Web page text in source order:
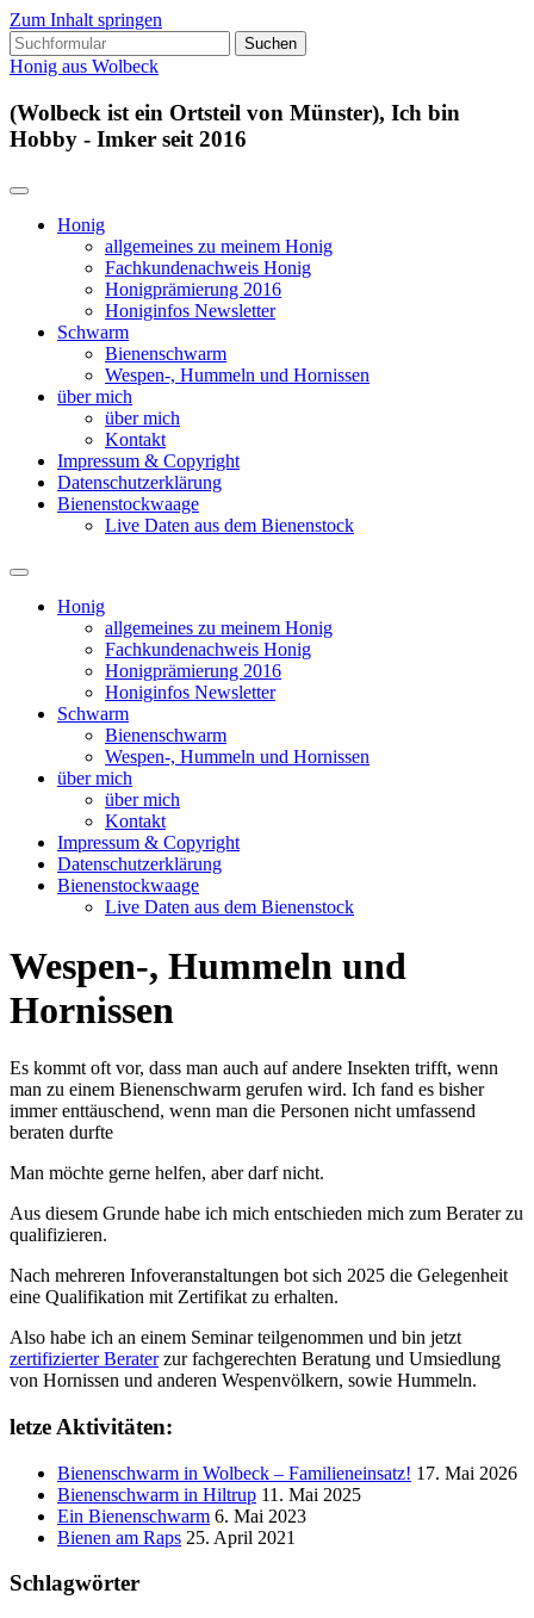
Zum Inhalt springen
Suchen
nach:
Honig aus Wolbeck
(Wolbeck ist ein Ortsteil von Münster), Ich bin
Hobby - Imker seit 2016
Honig
allgemeines zu meinem Honig
Fachkundenachweis Honig
Honigprämierung 2016
Honiginfos Newsletter
Schwarm
Bienenschwarm
Wespen-, Hummeln und Hornissen
über mich
über mich
Kontakt
Impressum & Copyright
Datenschutzerklärung
Bienenstockwaage
Live Daten aus dem Bienenstock
Suchfeld
ein-/ausblenden
Honig
allgemeines zu meinem Honig
Fachkundenachweis Honig
Honigprämierung 2016
Honiginfos Newsletter
Schwarm
Bienenschwarm
Wespen-, Hummeln und Hornissen
über mich
über mich
Kontakt
Impressum & Copyright
Datenschutzerklärung
Bienenstockwaage
Live Daten aus dem Bienenstock
Wespen-, Hummeln und
Hornissen
Es kommt oft vor, dass man auch auf andere Insekten trifft, wenn
man zu einem Bienenschwarm gerufen wird. Ich fand es bisher
immer enttäuschend, wenn man die Personen nicht umfassend
beraten durfte
Man möchte gerne helfen, aber darf nicht.
Aus diesem Grunde habe ich mich entschieden mich zum Berater zu
qualifizieren.
Nach mehreren Infoveranstaltungen bot sich 2025 die Gelegenheit
eine Qualifikation mit Zertifikat zu erhalten.
Also habe ich an einem Seminar teilgenommen und bin jetzt
zertifizierter Beraterzur fachgerechten Beratung und Umsiedlung
von Hornissen und anderen Wespenvölkern, sowie Hummeln.
letze Aktivitäten:
Bienenschwarm in Wolbeck – Familieneinsatz! 17. Mai 2026
Bienenschwarm in Hiltrup 11. Mai 2025
Ein Bienenschwarm 6. Mai 2023
Bienen am Raps 25. April 2021
Schlagwörter